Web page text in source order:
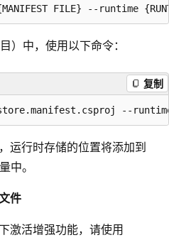
）中，使用以下命令：
复制
运行时存储的位置将添加到
中。
件
激活增强功能，请使用